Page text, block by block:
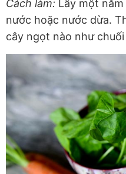
Cách làm: Lấy một
nước hoặc nước dừa.
cây ngọt nào như